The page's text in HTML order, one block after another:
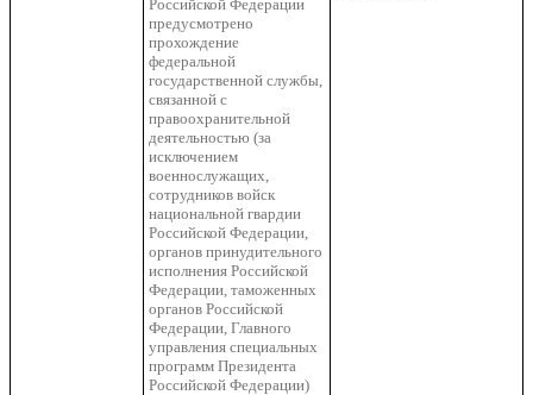
Российской Федерации
предусмотрено
прохождение
федеральной
государственной службы,
связанной с
правоохранительной
деятельностью (за
исключением
военнослужащих,
сотрудников войск
национальной гвардии
Российской Федерации,
органов принудительного
исполнения Российской
Федерации, таможенных
органов Российской
Федерации, Главного
управления специальных
программ Президента
Российской Федерации)